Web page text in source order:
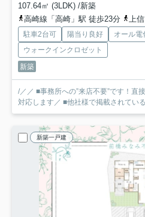
107.64㎡ (3LDK) /新築
高崎線「高崎」駅 徒歩23分
上
駐車2台可 陽当り良好 オール電
ウォークインクロゼット
新築
/／／ ■事務所への”来店不要”です！直
対応します／ ■他社様で掲載されてい
新築一戸建